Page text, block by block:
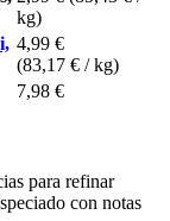
kg)
4,99 €
(83,17 € / kg)
7,98 €
para refinar
con notas